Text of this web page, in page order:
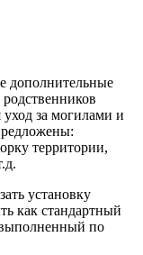
дополнительные
за могилами и
территории,
установку
как стандартный
по